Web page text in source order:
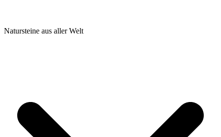
Natursteine aus aller Welt